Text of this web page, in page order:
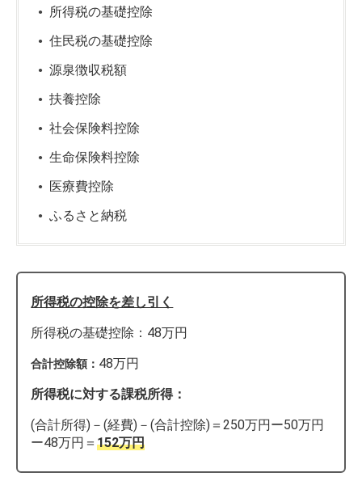
所得税の基礎控除
住民税の基礎控除
源泉徴収税額
扶養控除
社会保険料控除
生命保険料控除
医療費控除
ふるさと納税
所得税の控除を差し引く
所得税の基礎控除：48万円
合計控除額： 48万円
所得税に対する課税所得：
(合計所得)－(経費)－(合計控除)＝250万円ー50万円
ー48万円＝152万円